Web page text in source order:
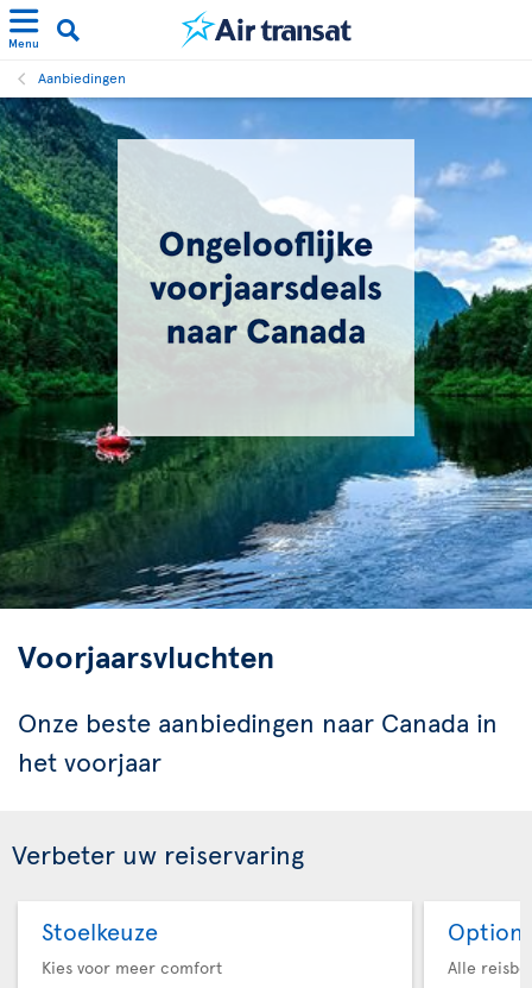
Menu
Aanbiedingen
Voorjaarsvluchten
Onze beste aanbiedingen naar Canada in
het voorjaar
Verbeter uw reiservaring
Stoelkeuze
Kies voor meer comfort
Option
Alle